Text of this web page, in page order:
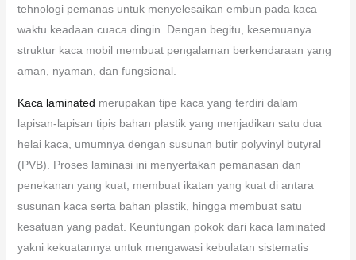
tehnologi pemanas untuk menyelesaikan embun pada kaca
waktu keadaan cuaca dingin. Dengan begitu, kesemuanya
struktur kaca mobil membuat pengalaman berkendaraan yang
aman, nyaman, dan fungsional.
Kaca laminated merupakan tipe kaca yang terdiri dalam
lapisan-lapisan tipis bahan plastik yang menjadikan satu dua
helai kaca, umumnya dengan susunan butir polyvinyl butyral
(PVB). Proses laminasi ini menyertakan pemanasan dan
penekanan yang kuat, membuat ikatan yang kuat di antara
susunan kaca serta bahan plastik, hingga membuat satu
kesatuan yang padat. Keuntungan pokok dari kaca laminated
yakni kekuatannya untuk mengawasi kebulatan sistematis